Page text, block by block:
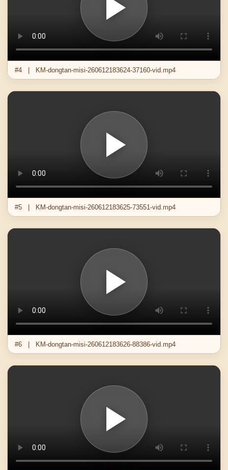
#4 | KM-dongtan-misi-260612183624-37160-vid.mp4
#5 | KM-dongtan-misi-260612183625-73551-vid.mp4
#6 | KM-dongtan-misi-260612183626-88386-vid.mp4